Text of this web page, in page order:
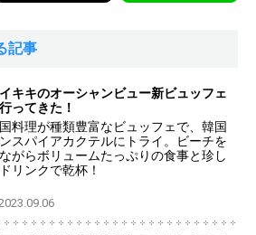
記事
キキのオーシャンビュー新ビュッフェ
ってきた！
料理が種類豊富なビュッフェで、韓国
スパイアカクテルにトライ。ビーチを
がらボリュームたっぷりの食事と珍し
リンクで乾杯！